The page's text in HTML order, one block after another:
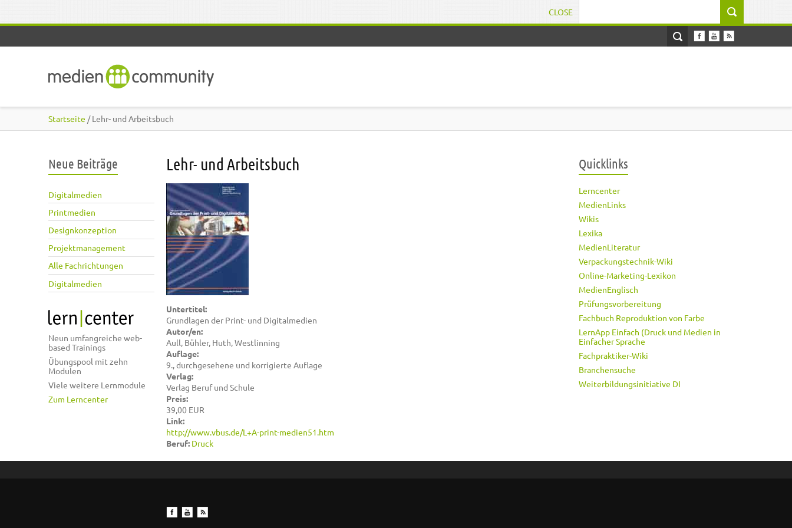
CLOSE
Startseite / Lehr- und Arbeitsbuch
Neue Beiträge
Digitalmedien
Printmedien
Designkonzeption
Projektmanagement
Alle Fachrichtungen
Digitalmedien
Neun umfangreiche web-
based Trainings
Übungspool mit zehn
Modulen
Viele weitere Lernmodule
Zum Lerncenter
Lehr- und Arbeitsbuch
Untertitel:
Grundlagen der Print- und Digitalmedien
Autor/en:
Aull, Bühler, Huth, Westlinning
Auflage:
9., durchgesehene und korrigierte Auflage
Verlag:
Verlag Beruf und Schule
Preis:
39,00 EUR
Link:
http://www.vbus.de/L+A-print-medien51.htm
Beruf: Druck
Quicklinks
Lerncenter
MedienLinks
Wikis
Lexika
MedienLiteratur
Verpackungstechnik-Wiki
Online-Marketing-Lexikon
MedienEnglisch
Prüfungsvorbereitung
Fachbuch Reproduktion von Farbe
LernApp Einfach (Druck und Medien in
Einfacher Sprache
Fachpraktiker-Wiki
Branchensuche
Weiterbildungsinitiative DI